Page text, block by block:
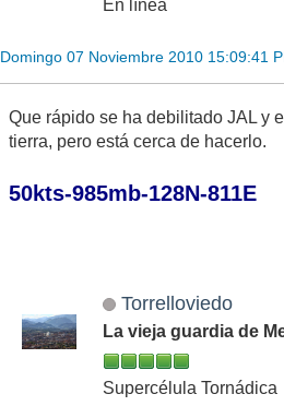
En línea
Domingo 07 Noviembre 2010 15:09:41
Que rápido se ha debilitado JAL y
tierra, pero está cerca de hacerlo.
50kts-985mb-128N-811E
Torrelloviedo
La vieja guardia de
Supercélula Tornádica